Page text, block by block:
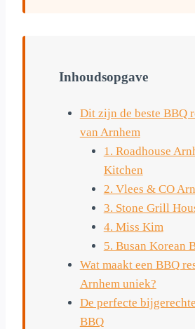
Inhoudsopgave
Dit zijn de beste BBQ
van Arnhem
1. Roadhouse
Kitchen
2. Vlees & CO
3. Stone Grill
4. Miss Kim
5. Busan Korean
Wat maakt een BBQ
Arnhem uniek?
De perfecte
BBQ